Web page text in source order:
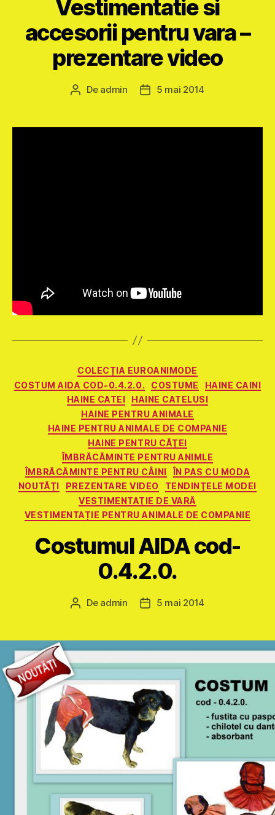
Vestimentatie si
accesorii pentru vara –
prezentare video
Autor
De admin
Dată5 mai 2014
Categorii
COLECȚIA EUROANIMODE
COSTUM AIDA COD-0.4.2.0.
COSTUME
HAINE CAINI
HAINE CATEI
HAINE CATELUSI
HAINE PENTRU ANIMALE
HAINE PENTRU ANIMALE DE COMPANIE
HAINE PENTRU CĂŢEI
ÎMBRĂCĂMINTE PENTRU ANIMLE
ÎMBRĂCĂMINTE PENTRU CÂINI
ÎN PAS CU MODA
NOUTĂŢI
PREZENTARE VIDEO
TENDINŢELE MODEI
VESTIMENTAŢIE DE VARĂ
VESTIMENTAȚIE PENTRU ANIMALE DE COMPANIE
Costumul AIDA cod-
0.4.2.0.
Autor
De admin
Dată5 mai 2014